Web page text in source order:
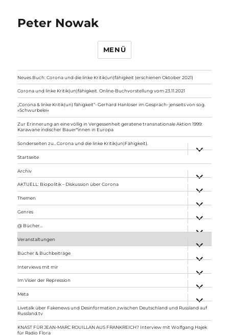
Peter Nowak
MENÜ
Neues Buch: Corona und die linke Kritik(un)fähigkeit (erschienen Oktober 2021)
Corona und linke Kritik(un)fähigkeit. Online-Buchvorstellung vom 23.11.2021
„Corona & linke Kritik(un) fähigkeit“- Gerhard Hanloser im Gespräch- jenseits von sog.
»Schwurbelei«
Zur Erinnerung an eine völlig in Vergessenheit geratene transnationale Aktion 1999:
Karawane indischer Bauer*innen in Europa
Sonderseiten zu…Corona und die linke Kritik(un)Fähigkeit).
anzeigen
Startseite
Archiv
anzeigen
AKTUELL: Biopolitik – Diskussion über Corona
anzeigen
Themen
anzeigen
Genres
anzeigen
@ Bücher…
Veranstaltungen
anzeigen
Bücher & Buchbeiträge
anzeigen
Interviews mit mir
anzeigen
Im Visier der Repression
anzeigen
Meta
anzeigen
Livetalk über Fakenews und Desinformation zwischen Deutschland und Russland auf
Russland.tv
KNAST FÜR JEAN-MARC ROUILLAN AUS FRANKREICH? Interview mit Wolfgang Hajek
für Radio Flora